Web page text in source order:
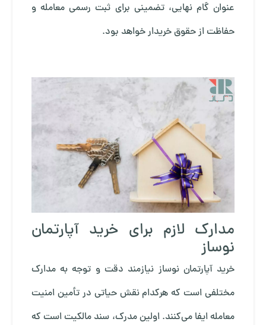
عنوان گام نهایی، تضمینی برای ثبت رسمی معامله و
حفاظت از حقوق خریدار خواهد بود.
مدارک لازم برای خرید آپارتمان
نوساز
خرید آپارتمان نوساز نیازمند دقت و توجه به مدارک
مختلفی است که هرکدام نقش حیاتی در تأمین امنیت
معامله ایفا می‌کنند. اولین مدرک، سند مالکیت است که